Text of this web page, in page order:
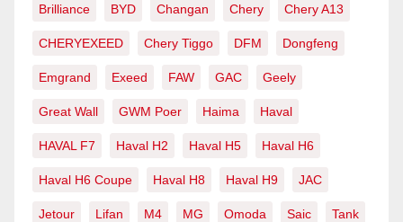
Brilliance BYD Changan Chery Chery A13
CHERYEXEED Chery Tiggo DFM Dongfeng
Emgrand Exeed FAW GAC Geely
Great Wall GWM Poer Haima Haval
HAVAL F7 Haval H2 Haval H5 Haval H6
Haval H6 Coupe Haval H8 Haval H9 JAC
Jetour Lifan M4 MG Omoda Saic Tank